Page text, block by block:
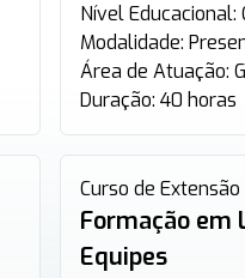
Nível Educacional:
Modalidade:
Área de Atuação:
Duração: 40 horas
Curso de Extensão
Formação em
Equipes